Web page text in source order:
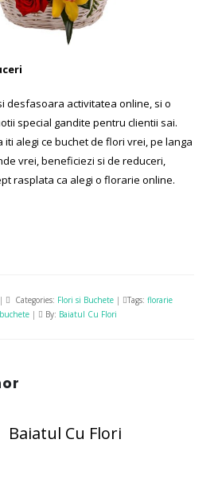
desfasoara activitatea online, si o
special gandite pentru clientii sai.
iti alegi ce buchet de flori vrei, pe langa
vrei, beneficiezi si de reduceri,
rasplata ca alegi o florarie online.
| Categories: Flori si Buchete | Tags: florarie
| By: Baiatul Cu Flori
Baiatul Cu Flori